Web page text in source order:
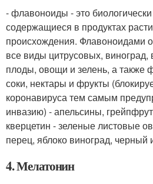
- флавоноиды - это
содержащиеся в продуктах
происхождения. Флавоноидами
все виды цитрусовых,
плоды, овощи и зелень, а также
соки, нектары и фрукты
коронавируса тем самым
инвазию) - апельсины,
кверцетин - зеленые листовые
перец, яблоко виноград, черный
4. Мелатонин